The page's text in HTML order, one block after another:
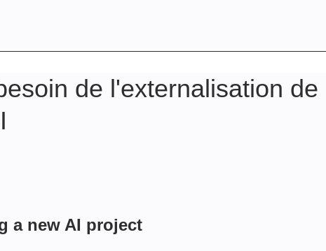
de l'externalisation de
a new AI project